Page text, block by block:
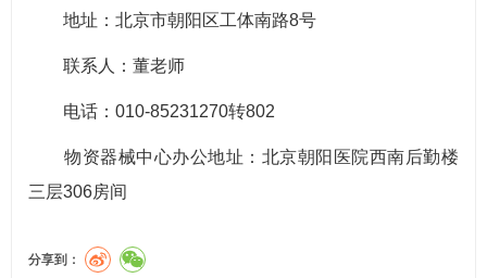
地址：北京市朝阳区工体南路8号
联系人：董老师
电话：010-85231270转802
物资器械中心办公地址：北京朝阳医院西南后勤楼
三层306房间
分享到：